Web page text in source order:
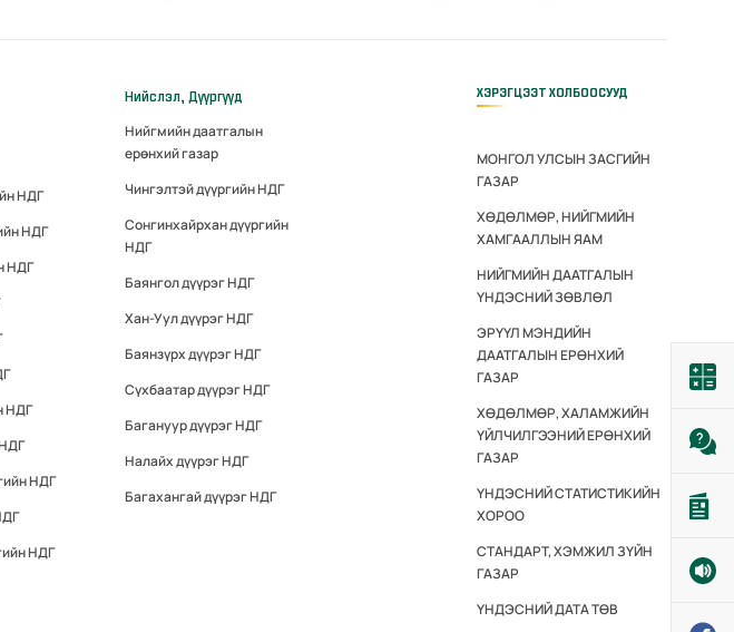
НДГ
НДГ
НДГ
НДГ
НДГ
НДГ
Нийслэл, Дүүргүүд
Нийгмийн даатгалын
ерөнхий газар
Чингэлтэй дүүргийн НДГ
Сонгинхайрхан дүүргийн
НДГ
Баянгол дүүрэг НДГ
Хан-Уул дүүрэг НДГ
Баянзүрх дүүрэг НДГ
Сүхбаатар дүүрэг НДГ
Багануур дүүрэг НДГ
Налайх дүүрэг НДГ
Багахангай дүүрэг НДГ
ХЭРЭГЦЭЭТ ХОЛБООСУУД
МОНГОЛ УЛСЫН ЗАСГИЙН
ГАЗАР
ХӨДӨЛМӨР, НИЙГМИЙН
ХАМГААЛЛЫН ЯАМ
НИЙГМИЙН ДААТГАЛЫН
ҮНДЭСНИЙ ЗӨВЛӨЛ
ЭРҮҮЛ МЭНДИЙН
ДААТГАЛЫН ЕРӨНХИЙ
ГАЗАР
ХӨДӨЛМӨР, ХАЛАМЖИЙН
ҮЙЛЧИЛГЭЭНИЙ ЕРӨНХИЙ
ГАЗАР
ҮНДЭСНИЙ СТАТИСТИКИЙН
ХОРОО
СТАНДАРТ, ХЭМЖИЛ ЗҮЙН
ГАЗАР
ҮНДЭСНИЙ ДАТА ТӨВ